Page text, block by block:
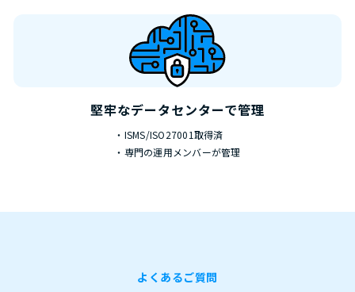
堅牢なデータセンターで管理
・ISMS/ISO27001取得済
・専門の運用メンバーが管理
よくあるご質問